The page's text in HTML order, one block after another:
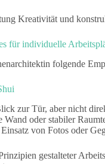
Kreativität und
für individuelle
folgende
zur Tür, aber nicht
Wand oder stabiler
von Fotos oder
gestalteter